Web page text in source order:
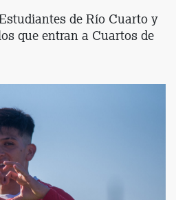
de Río Cuarto y
que entran a Cuartos de